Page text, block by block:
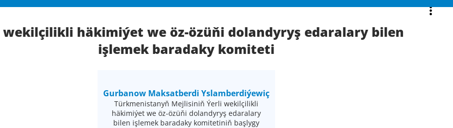
häkimiýet we öz-özüňi dolandyryş edaralary bilen
işlemek baradaky komiteti
Gurbanow Maksatberdi Yslamberdiýewiç
Türkmenistanyň Mejlisiniň Ýerli wekilçilikli
häkimiýet we öz-özüňi dolandyryş edaralary
bilen işlemek baradaky komitetiniň başlygy